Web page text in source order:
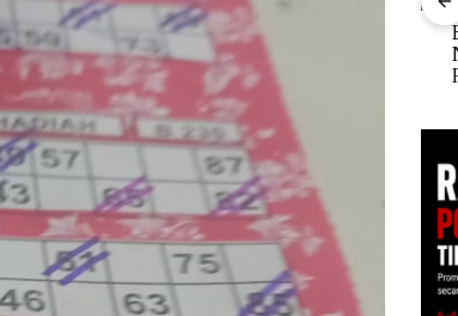
Akselerasi
Transformasi TLKM
30: Pendapatan,
EBITDA, dan Laba
Bersih Normalisasi
Telkom Tumbuh Kuat
di Paruh Pertama
2026
Puluhan Tahun
‘Bodong’ Tapi Cuma
Ditegur, LBH Desak
Sekolah Djuwita
Batam Segera
Ditutup!